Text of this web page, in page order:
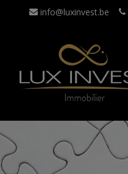
info@luxinvest.be